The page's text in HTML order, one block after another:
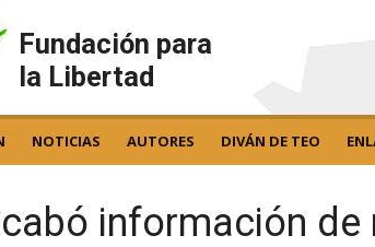
Fundación para
la Libertad
NOTICIAS AUTORES DIVÁN DE TEO
información de